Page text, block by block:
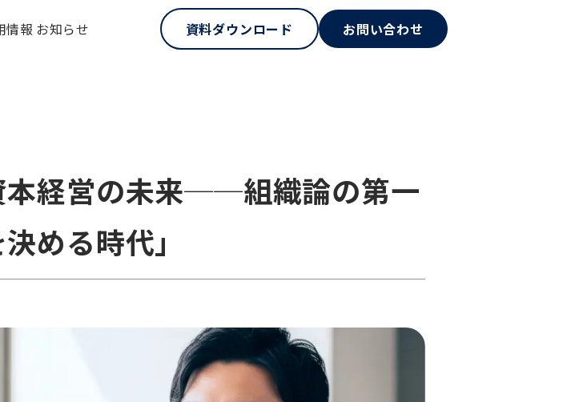
情報 お知らせ 資料ダウンロード お問い合わせ
本経営の未来──組織論の第一
める時代」